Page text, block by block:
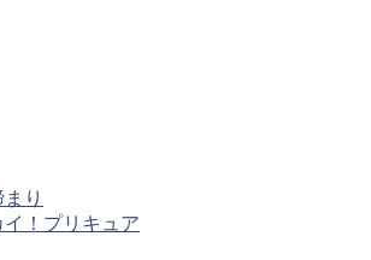
り
！プリキュア